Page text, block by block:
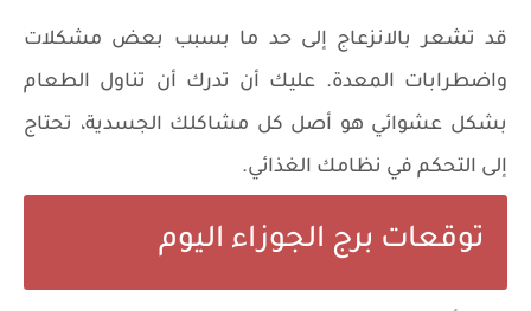
قد تشعر بالانزعاج إلى حد ما بسبب بعض مشكلات
واضطرابات المعدة. عليك أن تدرك أن تناول الطعام
بشكل عشوائي هو أصل كل مشاكلك الجسدية، تحتاج
إلى التحكم في نظامك الغذائي.
توقعات برج الجوزاء اليوم